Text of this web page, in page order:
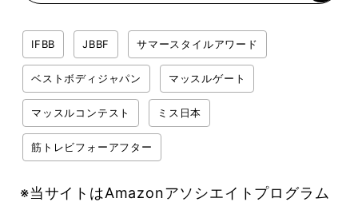
IFBB JBBF サマースタイルアワード
ベストボディジャパン マッスルゲート
マッスルコンテスト ミス日本
筋トレビフォーアフター
※当サイトはAmazonアソシエイトプログラム